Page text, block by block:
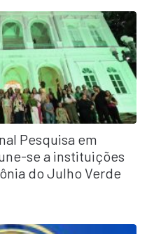
Pesquisa em
se a instituições
do Julho Verde